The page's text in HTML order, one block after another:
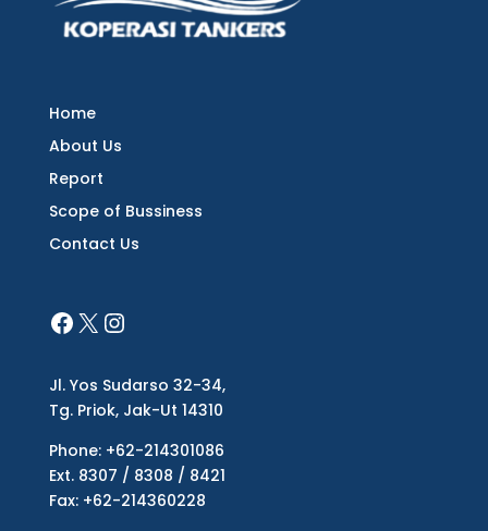
Home
About Us
Report
Scope of Bussiness
Contact Us
Jl. Yos Sudarso 32-34,
Tg. Priok, Jak-Ut 14310
Phone: +62-214301086
Ext. 8307 / 8308 / 8421
Fax: +62-214360228